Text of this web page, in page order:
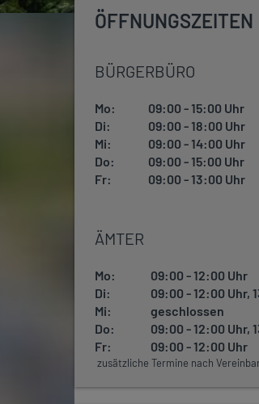
ÖFFNUNGSZEITEN
BÜRGERBÜRO
Mo:
09:00 - 15:00 Uhr
Di:
09:00 - 18:00 Uhr
Mi:
09:00 - 14:00 Uhr
Do:
09:00 - 15:00 Uhr
Fr:
09:00 - 13:00 Uhr
ÄMTER
Mo:
09:00 - 12:00 Uhr
Di:
09:00 - 12:00 Uhr,
Mi:
geschlossen
Do:
09:00 - 12:00 Uhr,
Fr:
09:00 - 12:00 Uhr
zusätzliche Termine nach